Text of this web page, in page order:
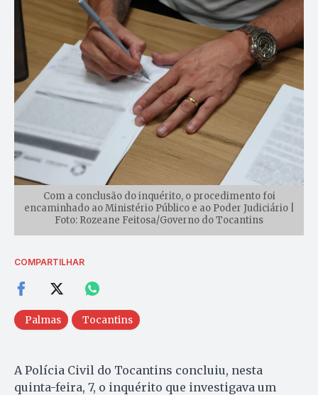
Com a conclusão do inquérito, o procedimento foi
encaminhado ao Ministério Público e ao Poder Judiciário |
Foto: Rozeane Feitosa/Governo do Tocantins
COMPARTILHAR
Palmas Tocantins
A Polícia Civil do Tocantins concluiu, nesta
quinta-feira, 7, o inquérito que investigava um